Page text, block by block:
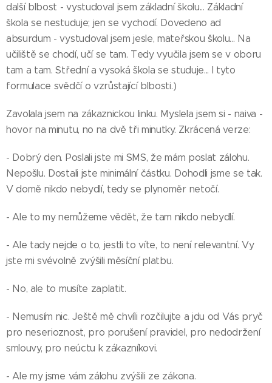
další blbost - vystudoval jsem základní školu... Základní
škola se nestuduje; jen se vychodí. Dovedeno ad
absurdum - vystudoval jsem jesle, mateřskou školu... Na
učiliště se chodí, učí se tam. Tedy vyučila jsem se v oboru
tam a tam. Střední a vysoká škola se studuje... I tyto
formulace svědčí o vzrůstající blbosti.)
Zavolala jsem na zákaznickou linku. Myslela jsem si - naiva -
hovor na minutu, no na dvě tři minutky. Zkrácená verze:
- Dobrý den. Poslali jste mi SMS, že mám poslat zálohu.
Nepošlu. Dostali jste minimální částku. Dohodli jsme se tak.
V domě nikdo nebydlí, tedy se plynoměr netočí.
- Ale to my nemůžeme vědět, že tam nikdo nebydlí.
- Ale tady nejde o to, jestli to víte, to není relevantní. Vy
jste mi svévolně zvýšili měsíční platbu.
- No, ale to musíte zaplatit.
- Nemusím nic. Ještě mě chvíli rozčilujte a jdu od Vás pryč
pro neserioznost, pro porušení pravidel, pro nedodržení
smlouvy, pro neúctu k zákazníkovi.
- Ale my jsme vám zálohu zvýšili ze zákona.